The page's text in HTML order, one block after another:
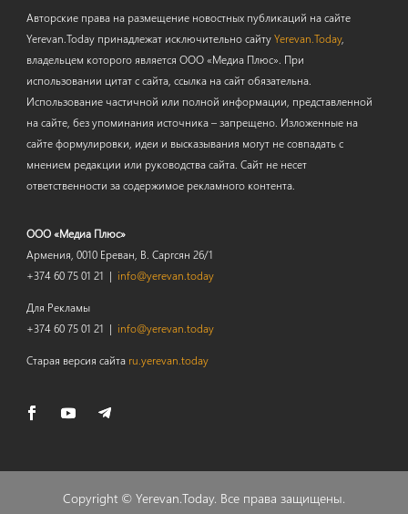
Авторские права на размещение новостных публикаций на сайте
Yerevan.Today принадлежат исключительно сайтуYerevan.Today,
владельцем которого является ООО «Медиа Плюс». При
использовании цитат с сайта, ссылка на сайт обязательна.
Использование частичной или полной информации, представленной
на сайте, без упоминания источника – запрещено. Изложенные на
сайте формулировки, идеи и высказывания могут не совпадать с
мнением редакции или руководства сайта. Сайт не несет
ответственности за содержимое рекламного контента.
ООО «Медиа Плюс»
Армения, 0010 Ереван, В. Саргсян 26/1
+374 60 75 01 21 | info@yerevan.today
Для Рекламы
+374 60 75 01 21 | info@yerevan.today
Старая версия сайта ru.yerevan.today
Copyright © Yerevan.Today. Все права защищены.